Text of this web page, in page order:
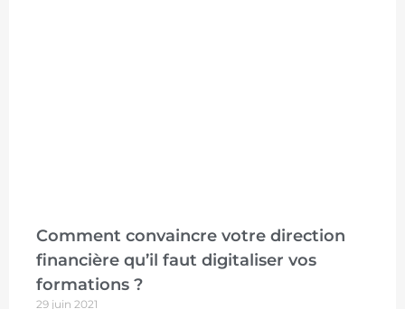
Comment convaincre votre direction
financière qu’il faut digitaliser vos
formations ?
29 juin 2021